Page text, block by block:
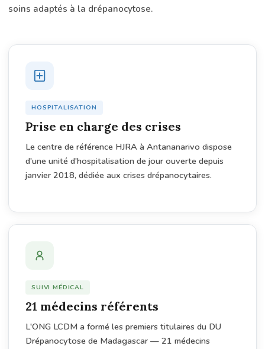
soins adaptés à la drépanocytose.
HOSPITALISATION
Prise en charge des crises
Le centre de référence HJRA à Antananarivo dispose
d'une unité d'hospitalisation de jour ouverte depuis
janvier 2018, dédiée aux crises drépanocytaires.
SUIVI MÉDICAL
21 médecins référents
L'ONG LCDM a formé les premiers titulaires du DU
Drépanocytose de Madagascar — 21 médecins